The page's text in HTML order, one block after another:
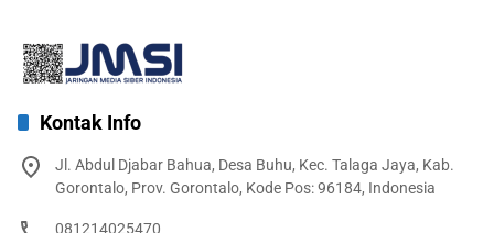
Kontak Info
Jl. Abdul Djabar Bahua, Desa Buhu, Kec. Talaga Jaya, Kab.
Gorontalo, Prov. Gorontalo, Kode Pos: 96184, Indonesia
081214025470